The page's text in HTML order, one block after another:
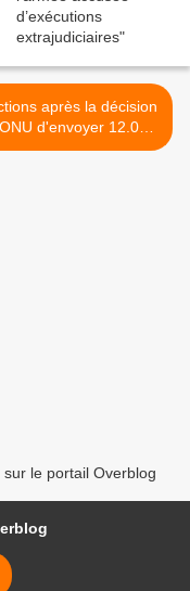
après la décision
d'envoyer 12.000
casques bleus en RCA >
le portail Overblog